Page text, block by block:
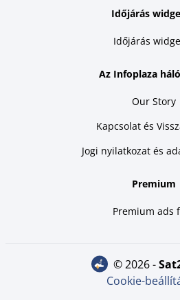
Időjárás
Időjárás
Az Infoplaza
Our Story
Kapcsolat és
Jogi nyilatkozat és
Premium
Premium ads
© 2026 -
Cookie-